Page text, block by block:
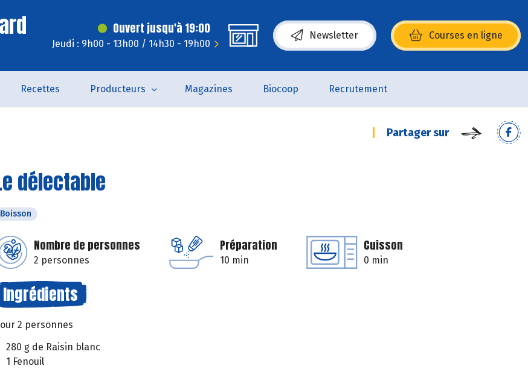
Ouvert jusqu'à 19:00
Jeudi : 9h00 - 13h00 / 14h30 - 19h00
Newsletter Courses en ligne
(s’ouvre dans une nouvelle fenêtre)
Recettes Producteurs Magazines Biocoop Recrutement
Partager sur
délectable
Boisson
Nombre de personnes
2 personnes
Préparation
10 min
Cuisson
0 min
Ingrédients
2 personnes
280 g de Raisin blanc
1 Fenouil